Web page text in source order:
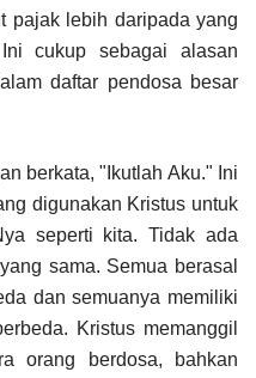
pajak lebih daripada yang
cukup sebagai alasan
daftar pendosa besar
berkata, "Ikutlah Aku." Ini
digunakan Kristus untuk
seperti kita. Tidak ada
sama. Semua berasal
dan semuanya memiliki
Kristus memanggil
orang berdosa, bahkan